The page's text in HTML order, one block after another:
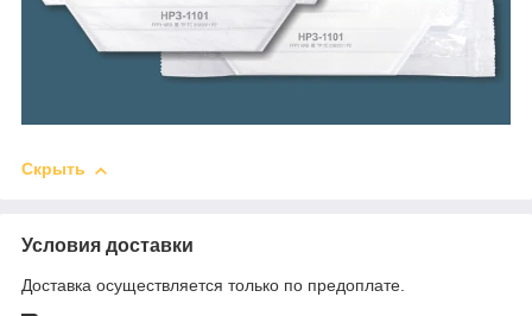
Скрыть
Условия доставки
Доставка осуществляется только по предоплате.